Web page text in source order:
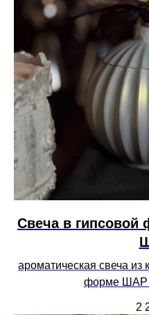
Свеча в
ароматическая свеча из
форме ШАР
2